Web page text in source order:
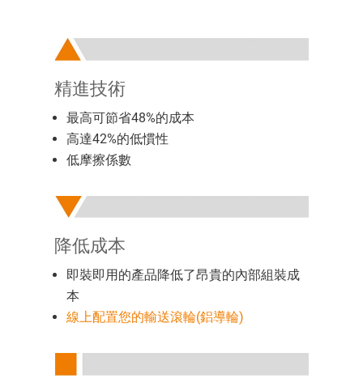
精進技術
最高可節省48%的成本
高達42%的低慣性
低摩擦係數
降低成本
即裝即用的產品降低了昂貴的內部組裝成
本
線上配置您的輸送滾輪(鋁導輪)